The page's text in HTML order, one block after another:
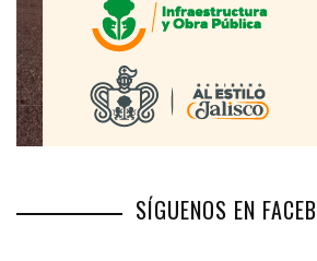
SÍGUENOS EN